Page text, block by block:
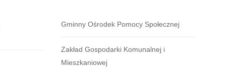
Gminny Ośrodek Pomocy Społecznej
Zakład Gospodarki Komunalnej i
Mieszkaniowej